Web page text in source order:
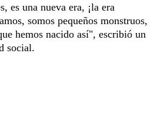
es una nueva era, ¡la era
somos pequeños monstruos,
hemos nacido así", escribió un
social.